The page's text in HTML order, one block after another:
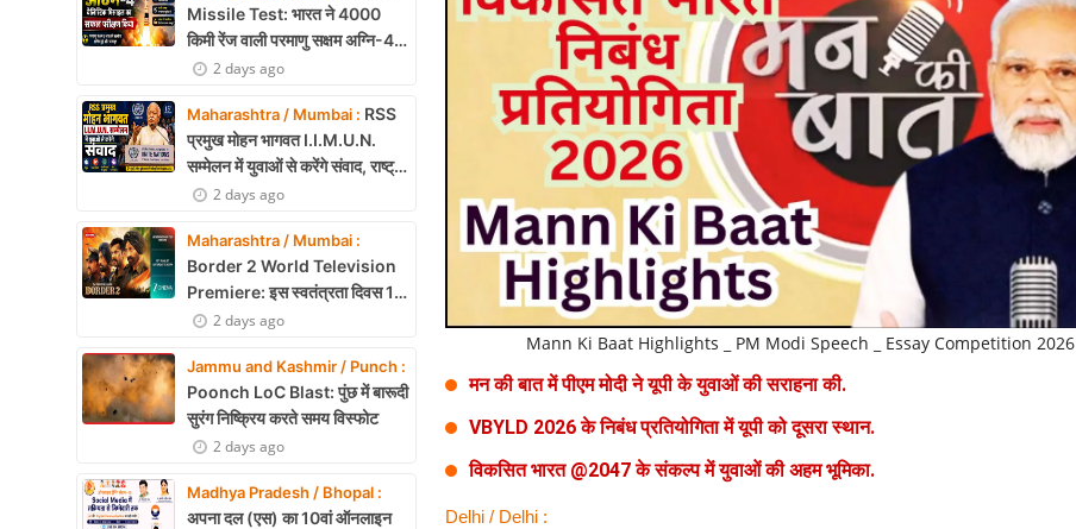
Literature
History Speaks
Contact Us
Missile Test: भारत ने 4000
किमी रेंज वाली परमाणु सक्षम अग्नि-4
बैलिस्टिक मिसाइल का सफल परीक्षण,
2 days ago
Maharashtra / Mumbai : RSS
प्रमुख मोहन भागवत I.I.M.U.N.
सम्मेलन में युवाओं से करेंगे संवाद, राष्ट्र
निर्माण और नेतृत्व पर रखेंगे विचार
2 days ago
Maharashtra / Mumbai :
Border 2 World Television
Premiere: इस स्वतंत्रता दिवस 15
अगस्त को शाम 7:30 बजे सिर्फ Zee
2 days ago
Jammu and Kashmir / Punch :
Poonch LoC Blast: पुंछ में बारूदी
सुरंग निष्क्रिय करते समय विस्फोट
2 days ago
Madhya Pradesh / Bhopal :
अपना दल (एस) का 10वां ऑनलाइन
Mann Ki Baat Highlights _ PM Modi Speech _ Essay Competition 2026
मन की बात में पीएम मोदी ने यूपी के युवाओं की सराहना की.
VBYLD 2026 के निबंध प्रतियोगिता में यूपी को दूसरा स्थान.
विकसित भारत @2047 के संकल्प में युवाओं की अहम भूमिका.
Delhi / Delhi :